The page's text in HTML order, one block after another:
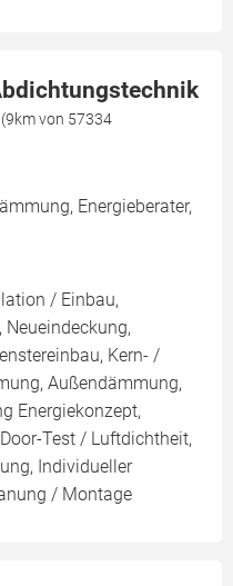
von 57334
Energieberater,
/ Einbau,
Neueindeckung,
Kern- /
Außendämmung,
Energiekonzept,
Test / Luftdichtheit,
Individueller
/ Montage